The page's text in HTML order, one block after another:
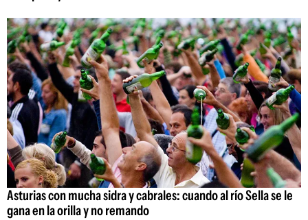
Asturias con mucha sidra y cabrales: cuando al río Sella se le
gana en la orilla y no remando